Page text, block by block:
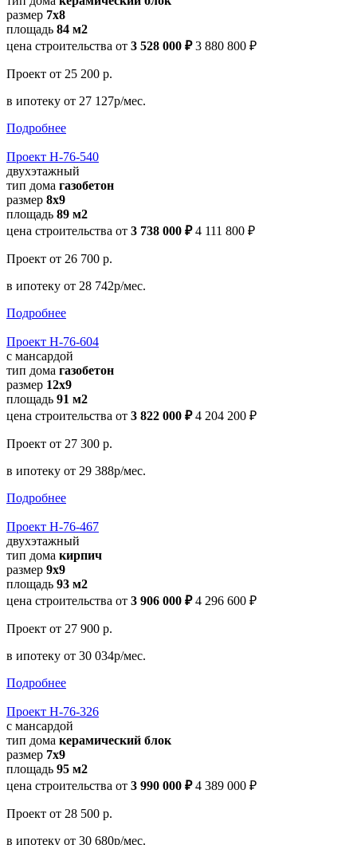
размер 7x8
площадь 84 м2
цена строительства от 3 528 000 ₽ 3 880 800 ₽
Проект от 25 200 р.
в ипотеку от 27 127р/мес.
Подробнее
Проект Н-76-540
двухэтажный
тип дома газобетон
размер 8х9
площадь 89 м2
цена строительства от 3 738 000 ₽ 4 111 800 ₽
Проект от 26 700 р.
в ипотеку от 28 742р/мес.
Подробнее
Проект Н-76-604
с мансардой
тип дома газобетон
размер 12х9
площадь 91 м2
цена строительства от 3 822 000 ₽ 4 204 200 ₽
Проект от 27 300 р.
в ипотеку от 29 388р/мес.
Подробнее
Проект Н-76-467
двухэтажный
тип дома кирпич
размер 9х9
площадь 93 м2
цена строительства от 3 906 000 ₽ 4 296 600 ₽
Проект от 27 900 р.
в ипотеку от 30 034р/мес.
Подробнее
Проект Н-76-326
с мансардой
тип дома керамический блок
размер 7x9
площадь 95 м2
цена строительства от 3 990 000 ₽ 4 389 000 ₽
Проект от 28 500 р.
в ипотеку от 30 680р/мес.